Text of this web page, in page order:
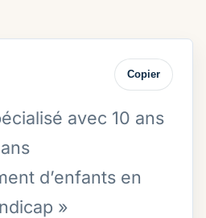
Copier
avec 10 ans
d’enfants en
»